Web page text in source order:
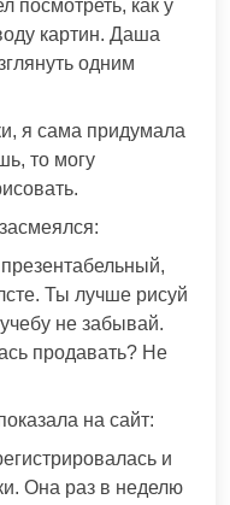
посмотреть, как у
картин. Даша
одним
я сама придумала
то могу
Ты лучше рисуй
не забывай.
продавать? Не
на сайт:
и
Она раз в неделю